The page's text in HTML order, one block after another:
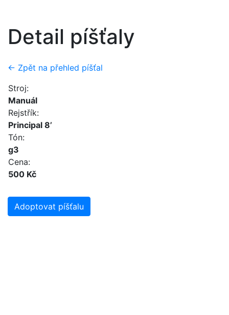
Detail píšťaly
← Zpět na přehled píšťal
Stroj:
Manuál
Rejstřík:
Principal 8’
Tón:
g3
Cena:
500 Kč
Adoptovat píšťalu